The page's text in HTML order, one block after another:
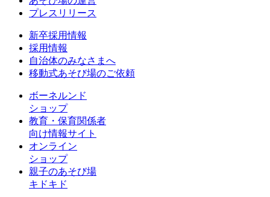
プレスリリース
新卒採用情報
採用情報
自治体のみなさまへ
移動式あそび場のご依頼
ボーネルンド
ショップ
教育・保育関係者
向け情報サイト
オンライン
ショップ
親子のあそび場
キドキド